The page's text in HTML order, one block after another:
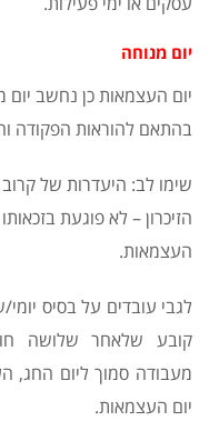
יום מנוחה
יום העצמאות כן נחשב יום
בהתאם להוראות הפקודה
שימו לב: היעדרות של
הזיכרון – לא פוגעת
העצמאות.
לגבי עובדים על בסיס
קובע שלאחר שלושה
מעבודה סמוך ליום החג,
יום העצמאות.